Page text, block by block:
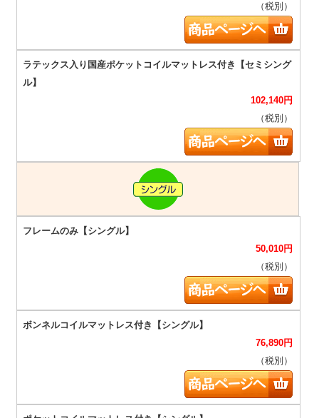
（税別）
102,140円
（税別）
50,010円
（税別）
76,890円
（税別）